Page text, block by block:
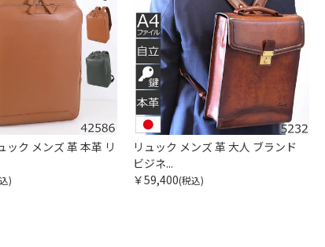
ック メンズ 革 本革 リ
)
リュック メンズ 革 大人 ブランド
ビジネ...
￥59,400(税込)